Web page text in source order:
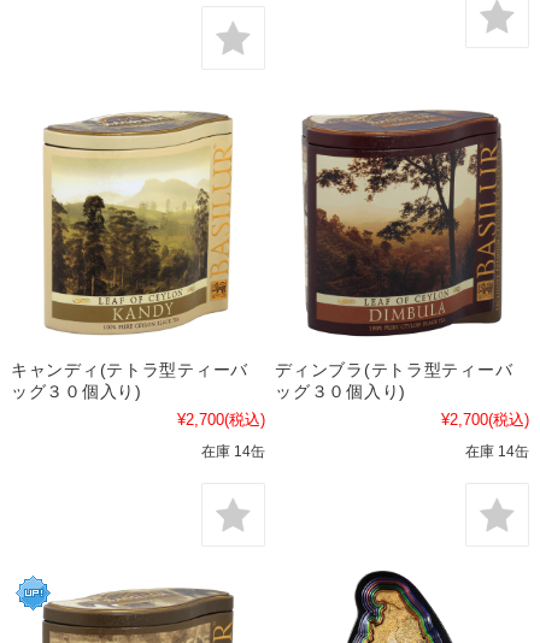
キャンディ(テトラ型ティーバ
ッグ３０個入り)
¥2,700(税込)
在庫 14缶
ディンブラ(テトラ型ティーバ
ッグ３０個入り)
¥2,700(税込)
在庫 14缶